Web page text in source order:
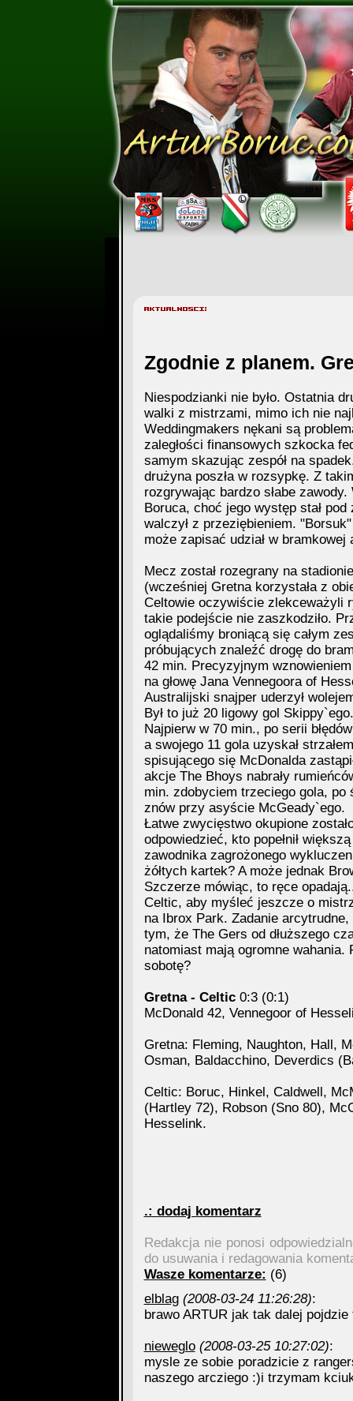
Zgodnie z planem.
Niespodzianki nie było. Ostatnia
walki z mistrzami, mimo ich nie
Weddingmakers nękani są
zaległości finansowych szkocka
samym skazując zespół na
drużyna poszła w rozsypkę. Z
rozgrywając bardzo słabe
Boruca, choć jego występ stał
walczył z przeziębieniem.
może zapisać udział w bramkowej
Mecz został rozegrany na
(wcześniej Gretna korzystała z
Celtowie oczywiście zlekceważyli
takie podejście nie zaszkodziło.
oglądaliśmy broniącą się całym
próbujących znaleźć drogę do
42 min. Precyzyjnym
na głowę Jana Vennegoora of
Australijski snajper uderzył
Był to już 20 ligowy gol
Najpierw w 70 min., po serii
a swojego 11 gola uzyskał
spisującego się McDonalda
akcje The Bhoys nabrały
min. zdobyciem trzeciego gola, po
znów przy asyście McGeady`ego.
Łatwe zwycięstwo okupione
odpowiedzieć, kto popełnił
zawodnika zagrożonego
żółtych kartek? A może jednak
Szczerze mówiąc, to ręce
Celtic, aby myśleć jeszcze o
na Ibrox Park. Zadanie
tym, że The Gers od dłuższego
natomiast mają ogromne wahania.
sobotę?
Gretna - Celtic0:3 (0:1)
McDonald 42, Vennegoor of
Gretna: Fleming, Naughton, Hall,
Osman, Baldacchino, Deverdics
Celtic: Boruc, Hinkel, Caldwell,
(Hartley 72), Robson (Sno 80),
Hesselink.
.: dodaj komentarz
Redakcja nie ponosi
do usuwania i redagowania
Wasze komentarze: (6)
elblag (2008-03-24 11:26:28):
brawo ARTUR jak tak dalej
nieweglo (2008-03-25 10:27:02):
mysle ze sobie poradzicie z
naszego arcziego :)i trzymam